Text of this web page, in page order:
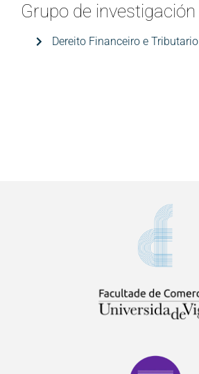
Grupo de investigación
Dereito Financeiro e Tributario